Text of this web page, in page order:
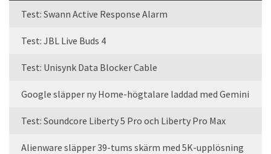
Test: Swann Active Response Alarm
Test: JBL Live Buds 4
Test: Unisynk Data Blocker Cable
Google släpper ny Home-högtalare laddad med Gemini
Test: Soundcore Liberty 5 Pro och Liberty Pro Max
Alienware släpper 39-tums skärm med 5K-upplösning